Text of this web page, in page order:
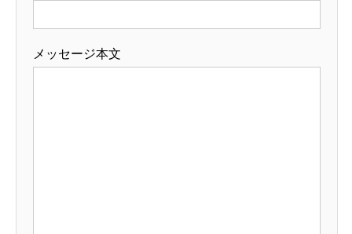
メッセージ本文